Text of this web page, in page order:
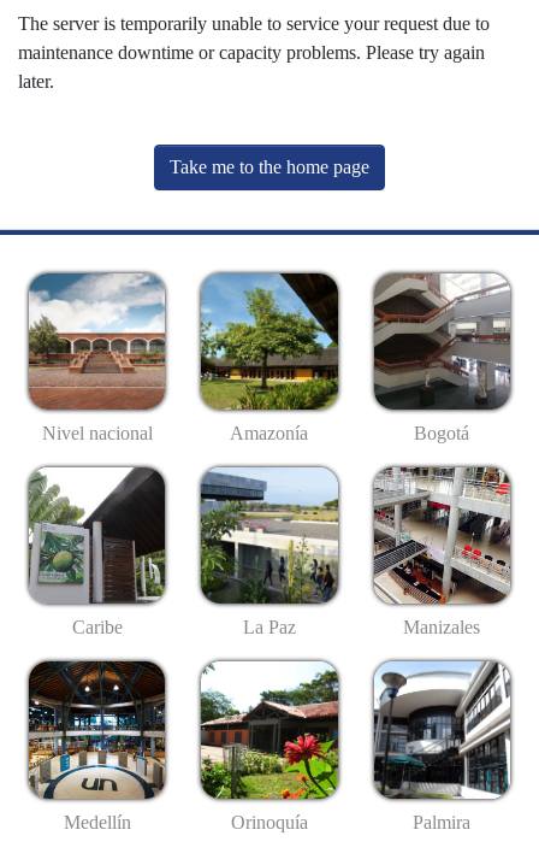
The server is temporarily unable to service your request due to
maintenance downtime or capacity problems. Please try again
later.
Take me to the home page
Nivel nacional Amazonía Bogotá
Caribe La Paz Manizales
Medellín Orinoquía Palmira